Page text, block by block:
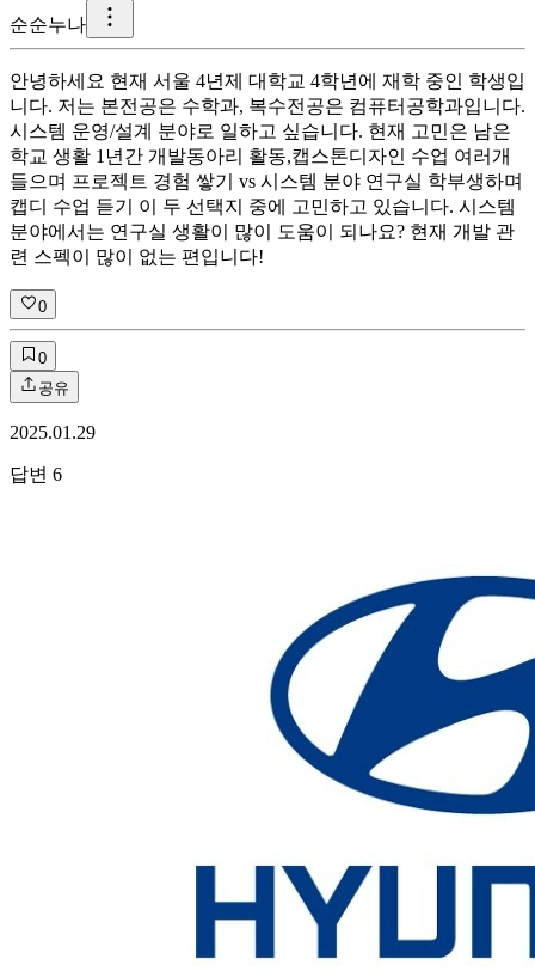
순순누나
안녕하세요 현재 서울 4년제 대학교 4학년에 재학 중인 학생입
니다. 저는 본전공은 수학과, 복수전공은 컴퓨터공학과입니다.
시스템 운영/설계 분야로 일하고 싶습니다. 현재 고민은 남은
학교 생활 1년간 개발동아리 활동,캡스톤디자인 수업 여러개
들으며 프로젝트 경험 쌓기 vs 시스템 분야 연구실 학부생하며
캡디 수업 듣기 이 두 선택지 중에 고민하고 있습니다. 시스템
분야에서는 연구실 생활이 많이 도움이 되나요? 현재 개발 관
련 스펙이 많이 없는 편입니다!
0
0
공유
2025.01.29
답변 6